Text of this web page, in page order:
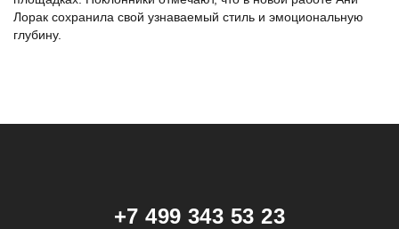
Лорак сохранила свой узнаваемый стиль и эмоциональную
глубину.
+7 499 343 53 23